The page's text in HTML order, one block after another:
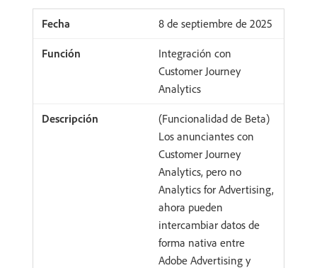
8 de septiembre de 2025
Integración con
Customer Journey
Analytics
(Funcionalidad de Beta)
Los anunciantes con
Customer Journey
Analytics, pero no
Analytics for Advertising,
ahora pueden
intercambiar datos de
forma nativa entre
Adobe Advertising y